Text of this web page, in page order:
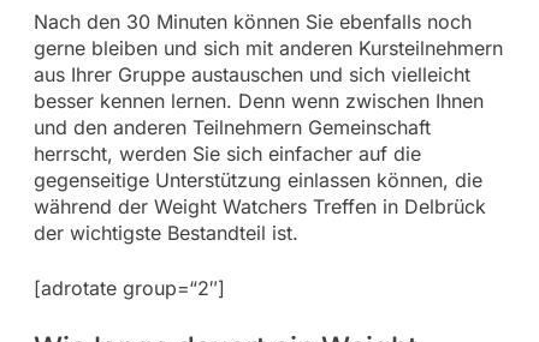
Nach den 30 Minuten können Sie ebenfalls noch
gerne bleiben und sich mit anderen Kursteilnehmern
aus Ihrer Gruppe austauschen und sich vielleicht
besser kennen lernen. Denn wenn zwischen Ihnen
und den anderen Teilnehmern Gemeinschaft
herrscht, werden Sie sich einfacher auf die
gegenseitige Unterstützung einlassen können, die
während der Weight Watchers Treffen in Delbrück
der wichtigste Bestandteil ist.
[adrotate group=“2″]